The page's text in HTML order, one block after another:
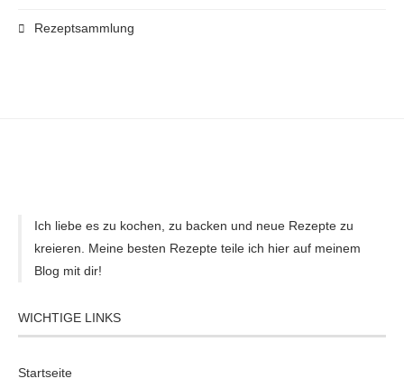
Rezeptsammlung
Ich liebe es zu kochen, zu backen und neue Rezepte zu
kreieren. Meine besten Rezepte teile ich hier auf meinem
Blog mit dir!
WICHTIGE LINKS
Startseite